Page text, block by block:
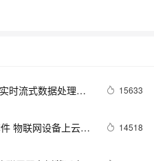
时流式数据处理案
15633
物联网设备上云步
14518